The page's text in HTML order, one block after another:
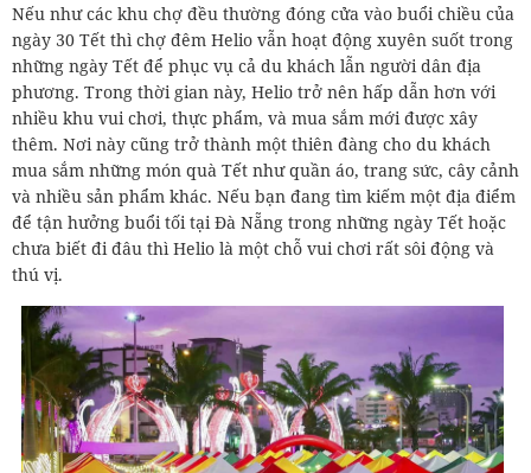
Nếu như các khu chợ đều thường đóng cửa vào buổi chiều của
ngày 30 Tết thì chợ đêm Helio vẫn hoạt động xuyên suốt trong
những ngày Tết để phục vụ cả du khách lẫn người dân địa
phương. Trong thời gian này, Helio trở nên hấp dẫn hơn với
nhiều khu vui chơi, thực phẩm, và mua sắm mới được xây
thêm. Nơi này cũng trở thành một thiên đàng cho du khách
mua sắm những món quà Tết như quần áo, trang sức, cây cảnh
và nhiều sản phẩm khác. Nếu bạn đang tìm kiếm một địa điểm
để tận hưởng buổi tối tại Đà Nẵng trong những ngày Tết hoặc
chưa biết đi đâu thì Helio là một chỗ vui chơi rất sôi động và
thú vị.